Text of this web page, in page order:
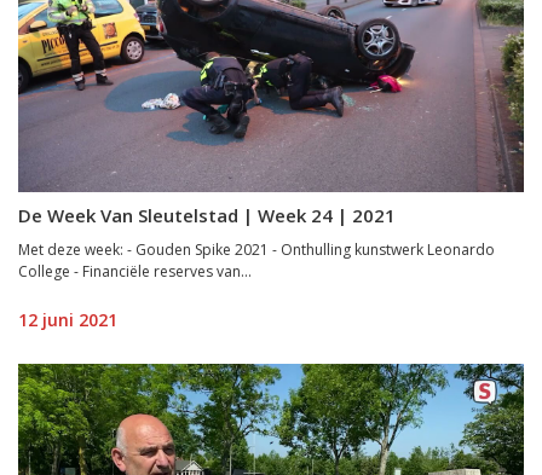
De Week Van Sleutelstad | Week 24 | 2021
Met deze week: - Gouden Spike 2021 - Onthulling kunstwerk Leonardo
College - Financiële reserves van...
12 juni 2021